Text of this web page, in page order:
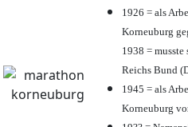
1926 = als
Korneuburg
1938 =
Reichs Bund
1945 = als
Korneuburg